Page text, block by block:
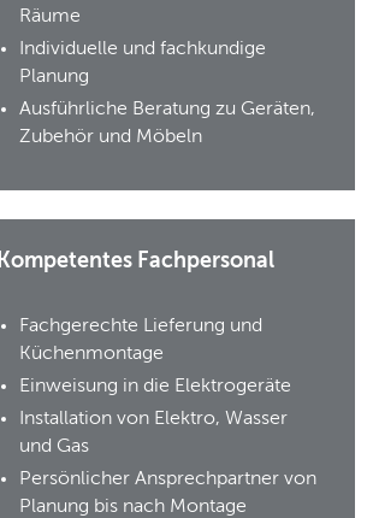
Räume
Individuelle und fachkundige
Planung
Ausführliche Beratung zu Geräten,
Zubehör und Möbeln
Kompetentes Fachpersonal
Fachgerechte Lieferung und
Küchenmontage
Einweisung in die Elektrogeräte
Installation von Elektro, Wasser
und Gas
Persönlicher Ansprechpartner von
Planung bis nach Montage